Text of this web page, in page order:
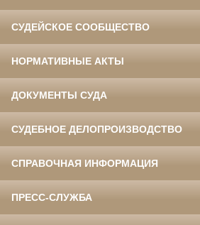
СУДЕЙСКОЕ СООБЩЕСТВО
НОРМАТИВНЫЕ АКТЫ
ДОКУМЕНТЫ СУДА
СУДЕБНОЕ ДЕЛОПРОИЗВОДСТВО
СПРАВОЧНАЯ ИНФОРМАЦИЯ
ПРЕСС-СЛУЖБА